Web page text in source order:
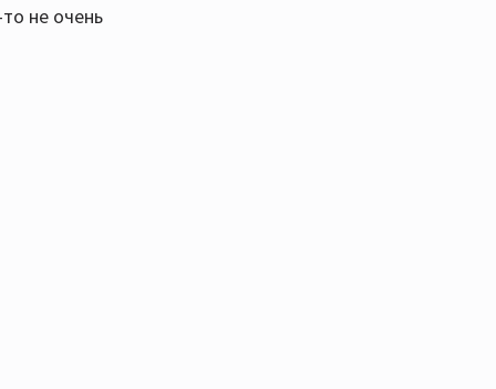
не очень